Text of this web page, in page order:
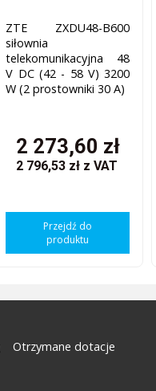
ZTE ZXDU48-B600
siłownia
telekomunikacyjna 48
V DC (42 - 58 V) 3200
W (2 prostowniki 30 A)
2 273,60 zł
2 796,53 zł z VAT
Przejdź do
produktu
Otrzymane dotacje